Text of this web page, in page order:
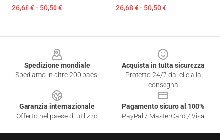
26,68 € - 50,50 € 26,68 € - 50,50 €
Spedizione mondiale
Spediamo in oltre 200 paesi
Acquista in tutta sicurezza
Protetto 24/7 dai clic alla
consegna
Garanzia internazionale
Offerto nel paese di utilizzo
Pagamento sicuro al 100%
PayPal / MasterCard / Visa